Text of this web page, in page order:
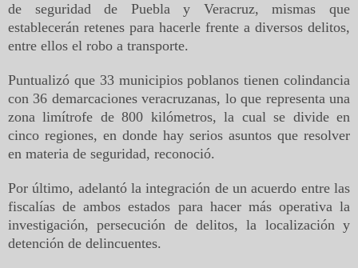
de seguridad de Puebla y Veracruz, mismas que
establecerán retenes para hacerle frente a diversos delitos,
entre ellos el robo a transporte.
Puntualizó que 33 municipios poblanos tienen colindancia
con 36 demarcaciones veracruzanas, lo que representa una
zona limítrofe de 800 kilómetros, la cual se divide en
cinco regiones, en donde hay serios asuntos que resolver
en materia de seguridad, reconoció.
Por último, adelantó la integración de un acuerdo entre las
fiscalías de ambos estados para hacer más operativa la
investigación, persecución de delitos, la localización y
detención de delincuentes.